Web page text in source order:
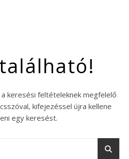
a keresési feltételeknek megfelelő
kifejezéssel újra kellene
egy keresést.